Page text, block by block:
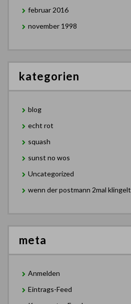
februar 2016
november 1998
kategorien
blog
echt rot
squash
sunst no wos
Uncategorized
wenn der postmann 2mal klingelt
meta
Anmelden
Eintrags-Feed